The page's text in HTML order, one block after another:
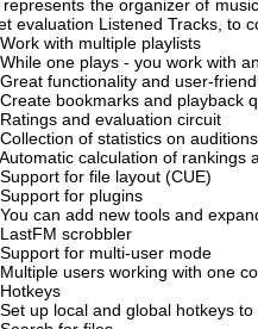
represents the organizer of
evaluation Listened Tracks, to
Work with multiple playlists
one plays - you work with
Great functionality and user-
Create bookmarks and playback
and evaluation circuit
of statistics on
calculation of rankings
Support for file layout (CUE)
Support for plugins
can add new tools and
LastFM scrobbler
Support for multi-user mode
users working with one
up local and global hotkeys